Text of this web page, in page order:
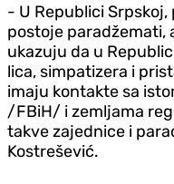
- U Republici
postoje paradžemati,
ukazuju da u
lica, simpatizera i
imaju kontakte sa
/FBiH/ i zemljama
takve zajednice i
Kostrešević.